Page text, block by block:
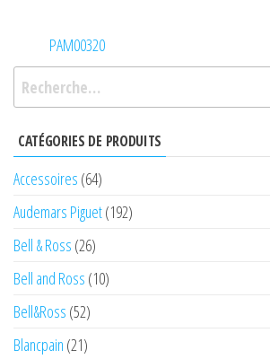
PAM00320
Rechercher :
CATÉGORIES DE PRODUITS
Accessoires (64)
Audemars Piguet(192)
Bell & Ross (26)
Bell and Ross (10)
Bell&Ross (52)
Blancpain (21)